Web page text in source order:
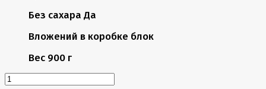
Без сахара Да
Вложений в коробке блок
Вес 900 г